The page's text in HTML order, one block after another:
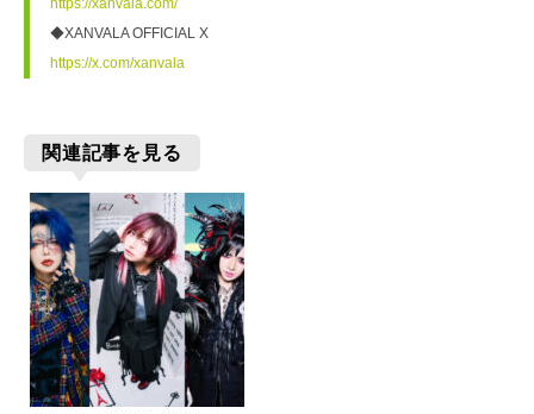
https://xanvala.com/
◆XANVALA OFFICIAL X
https://x.com/xanvala
関連記事を見る